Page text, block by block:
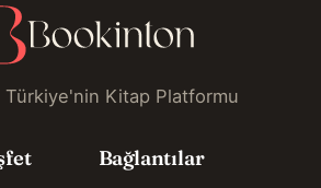
Kitap Platformu
Bağlantılar